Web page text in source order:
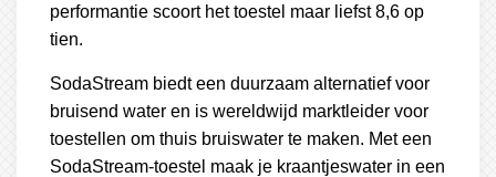
performantie scoort het toestel maar liefst 8,6 op
tien.
SodaStream biedt een duurzaam alternatief voor
bruisend water en is wereldwijd marktleider voor
toestellen om thuis bruiswater te maken. Met een
SodaStream-toestel maak je kraantjeswater in een